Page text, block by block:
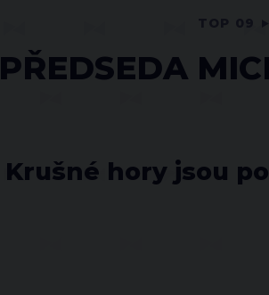
PŘEDSEDA
Krušné hory jsou